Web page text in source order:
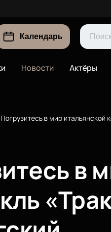
Календарь
Новости Актёры
Погрузитесь в мир итальянской
в